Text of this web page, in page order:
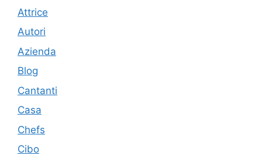
Attrice
Autori
Azienda
Blog
Cantanti
Casa
Chefs
Cibo